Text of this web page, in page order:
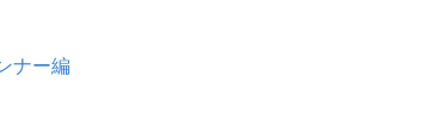
ナー編